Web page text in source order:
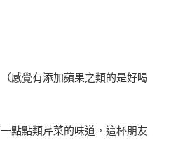
感覺有添加蘋果之類的是好喝
點點類芹菜的味道，這杯朋友